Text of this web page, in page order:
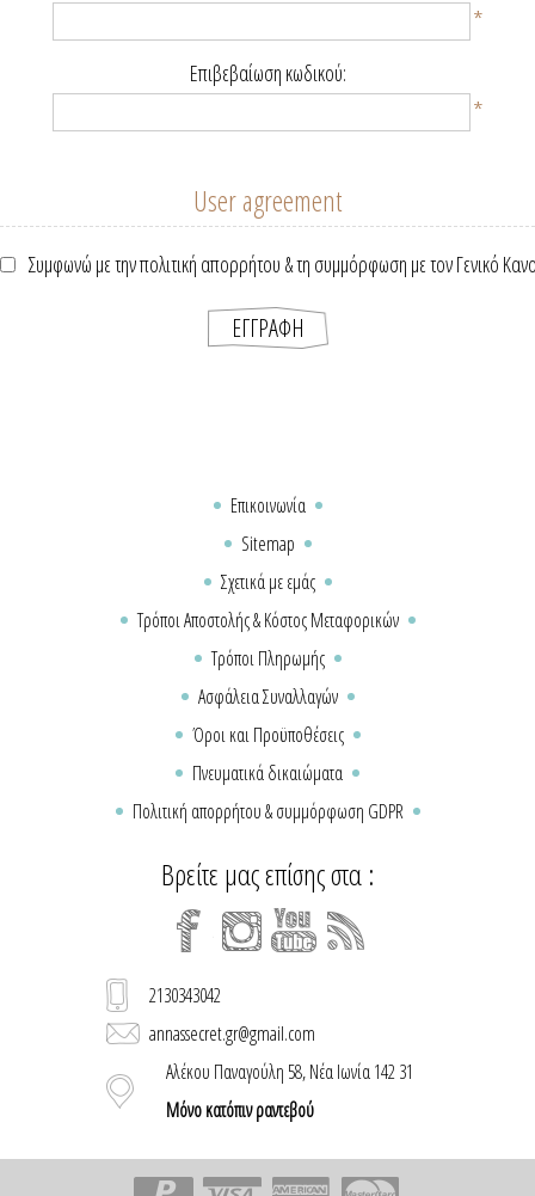
*
Επιβεβαίωση κωδικού:
*
User agreement
Συμφωνώ με την πολιτική απορρήτου & τη συμμόρφωση με τον Γενικό
Επικοινωνία
Sitemap
Σχετικά με εμάς
Τρόποι Αποστολής & Κόστος Μεταφορικών
Τρόποι Πληρωμής
Ασφάλεια Συναλλαγών
Όροι και Προϋποθέσεις
Πνευματικά δικαιώματα
Πολιτική απορρήτου & συμμόρφωση GDPR
Βρείτε μας επίσης στα :
2130343042
annassecret.gr@gmail.com
Αλέκου Παναγούλη 58, Νέα Ιωνία 142 31
Μόνο κατόπιν ραντεβού